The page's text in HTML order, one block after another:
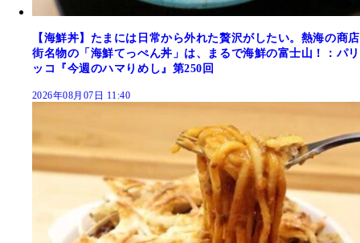
【海鮮丼】たまには日常から外れた贅沢がしたい。熱海の商店
街名物の「海鮮てっぺん丼」は、まるで海鮮の富士山！：パリ
ッコ『今週のハマりめし』第250回
2026年08月07日 11:40